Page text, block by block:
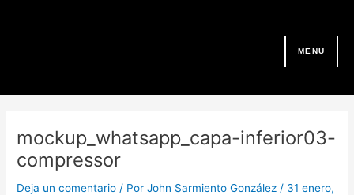
MENU
mockup_whatsapp_capa-inferior03-
compressor
Deja un comentario / PorJohn Sarmiento González / 31 enero,